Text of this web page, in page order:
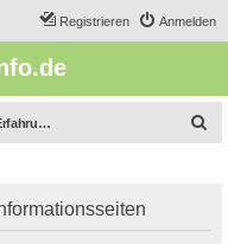
Anmelden
Registrieren
Neuerungen, Erfahrungsberichte, Tipps & Tricks
e